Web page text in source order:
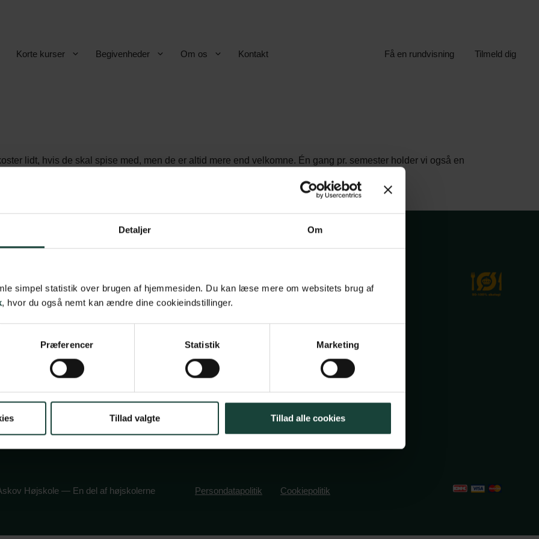
Detaljer Om
simpel statistik over brugen af hjemmesiden. Du kan læse mere om websitets brug af
, hvor du også nemt kan ændre dine cookieindstillinger.
Præferencer Statistik Marketing
Tillad valgte Tillad alle cookies
Korte kurser Begivenheder Om os Kontakt Få en rundvisning Tilmeld dig
lidt, hvis de skal spise med, men de er altid mere end velkomne. Én gang pr. semester holder vi også en
som muligt. 😉
Maltvej 1
6600 Vejen
Tlf:7696 1800
info@askov-hojskole.dk
CVR: 38117416
EAN nr: 5790002491382
Persondatapolitik Cookiepolitik
Højskole — En del af højskolerne